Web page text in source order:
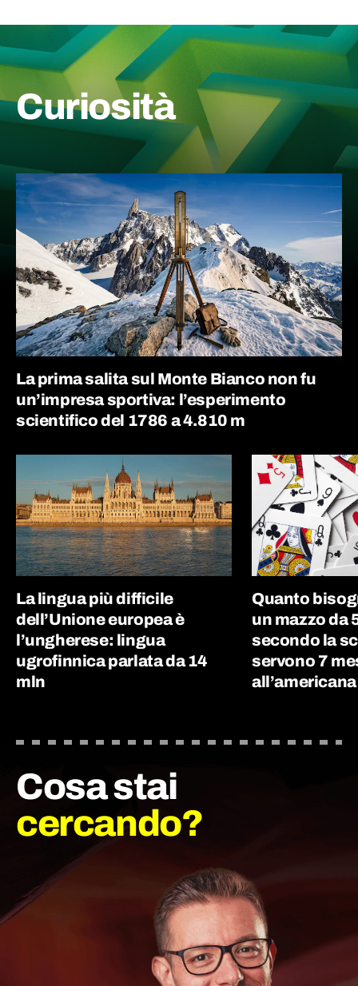
Curiosità
La prima salita sul Monte Bianco non fu
un’impresa sportiva: l’esperimento
scientifico del 1786 a 4.810 m
La lingua più difficile
dell’Unione europea è
l’ungherese: lingua
ugrofinnica parlata da 14
mln
Quanto
un mazzo da
secondo la
servono 7
all’americana
Cosa stai
cercando?